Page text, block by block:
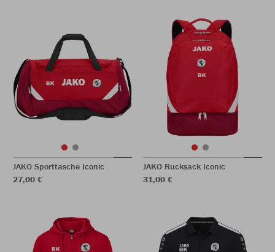
JAKO Sporttasche Iconic
27,00 €
JAKO Rucksack Iconic
31,00 €